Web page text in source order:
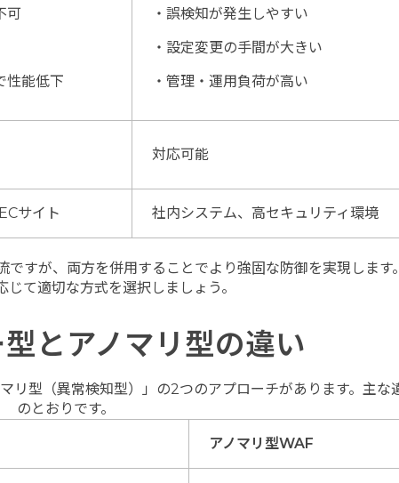
可
性能低下
・誤検知が発生しやすい
・設定変更の手間が大きい
・管理・運用負荷が高い
対応可能
サイト 社内システム、高セキュリティ環境
すが、両方を併用することでより強固な防御を実現します
じて適切な方式を選択しましょう。
とアノマリ型の違い
リ型（異常検知型）」の2つのアプローチがあります。主な
のとおりです。
アノマリ型WAF